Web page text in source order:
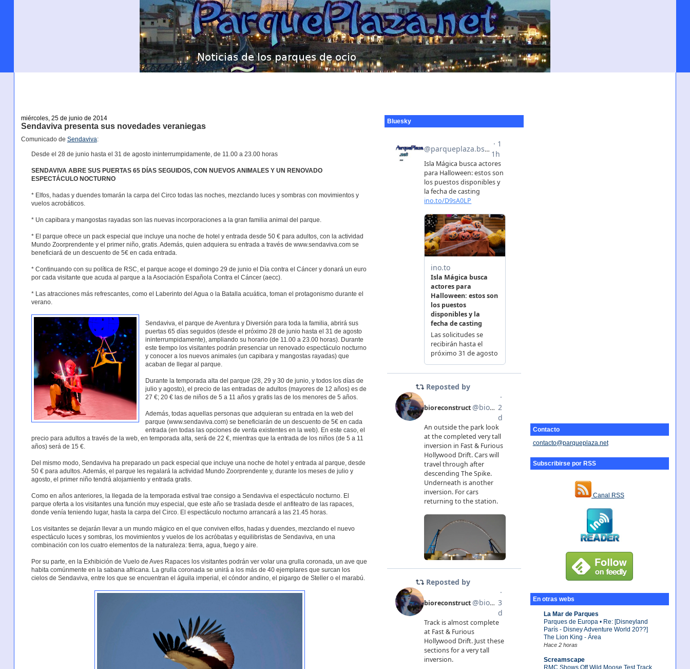
Contacto
contacto@parqueplaza.net
Subscribirse por RSS
Canal RSS
En otras webs
La Mar de Parques
Parques de Europa • Re: [Disneyland
París - Disney Adventure World 20??]
The Lion King - Área
Hace 2 horas
Screamscape
RMC Shows Off Wild Moose Test Track
miércoles, 25 de junio de 2014
Sendaviva presenta sus novedades veraniegas
Comunicado de Sendaviva:
Desde el 28 de junio hasta el 31 de agosto ininterrumpidamente, de 11.00 a 23.00 horas
SENDAVIVA ABRE SUS PUERTAS 65 DÍAS SEGUIDOS, CON NUEVOS ANIMALES Y UN RENOVADO
ESPECTÁCULO NOCTURNO
* Elfos, hadas y duendes tomarán la carpa del Circo todas las noches, mezclando luces y sombras con movimientos y
vuelos acrobáticos.
* Un capibara y mangostas rayadas son las nuevas incorporaciones a la gran familia animal del parque.
* El parque ofrece un pack especial que incluye una noche de hotel y entrada desde 50 € para adultos, con la actividad
Mundo Zoorprendente y el primer niño, gratis. Además, quien adquiera su entrada a través de www.sendaviva.com se
beneficiará de un descuento de 5€ en cada entrada.
* Continuando con su política de RSC, el parque acoge el domingo 29 de junio el Día contra el Cáncer y donará un euro
por cada visitante que acuda al parque a la Asociación Española Contra el Cáncer (aecc).
* Las atracciones más refrescantes, como el Laberinto del Agua o la Batalla acuática, toman el protagonismo durante el
verano.
Sendaviva, el parque de Aventura y Diversión para toda la familia, abrirá sus
puertas 65 días seguidos (desde el próximo 28 de junio hasta el 31 de agosto
ininterrumpidamente), ampliando su horario (de 11.00 a 23.00 horas). Durante
este tiempo los visitantes podrán presenciar un renovado espectáculo nocturno
y conocer a los nuevos animales (un capibara y mangostas rayadas) que
acaban de llegar al parque.
Durante la temporada alta del parque (28, 29 y 30 de junio, y todos los días de
julio y agosto), el precio de las entradas de adultos (mayores de 12 años) es de
27 €; 20 € las de niños de 5 a 11 años y gratis las de los menores de 5 años.
Además, todas aquellas personas que adquieran su entrada en la web del
parque (www.sendaviva.com) se beneficiarán de un descuento de 5€ en cada
entrada (en todas las opciones de venta existentes en la web). En este caso, el
precio para adultos a través de la web, en temporada alta, será de 22 €, mientras que la entrada de los niños (de 5 a 11
años) será de 15 €.
Del mismo modo, Sendaviva ha preparado un pack especial que incluye una noche de hotel y entrada al parque, desde
50 € para adultos. Además, el parque les regalará la actividad Mundo Zoorprendente y, durante los meses de julio y
agosto, el primer niño tendrá alojamiento y entrada gratis.
Como en años anteriores, la llegada de la temporada estival trae consigo a Sendaviva el espectáculo nocturno. El
parque oferta a los visitantes una función muy especial, que este año se traslada desde el anfiteatro de las rapaces,
donde venía teniendo lugar, hasta la carpa del Circo. El espectáculo nocturno arrancará a las 21.45 horas.
Los visitantes se dejarán llevar a un mundo mágico en el que conviven elfos, hadas y duendes, mezclando el nuevo
espectáculo luces y sombras, los movimientos y vuelos de los acróbatas y equilibristas de Sendaviva, en una
combinación con los cuatro elementos de la naturaleza: tierra, agua, fuego y aire.
Por su parte, en la Exhibición de Vuelo de Aves Rapaces los visitantes podrán ver volar una grulla coronada, un ave que
habita comúnmente en la sabana africana. La grulla coronada se unirá a los más de 40 ejemplares que surcan los
cielos de Sendaviva, entre los que se encuentran el águila imperial, el cóndor andino, el pigargo de Steller o el marabú.
Bluesky